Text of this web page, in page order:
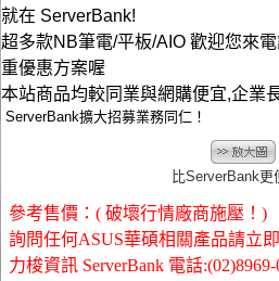
就在 ServerBank!
超多款NB筆電/平板/AIO 歡迎您來
重優惠方案喔
本站商品均較同業與網購便宜,企業
ServerBank擴大招募業務同仁！
比ServerBank更
參考售價：( 破壞行情廠商施壓！)
詢問任何ASUS華碩相關產品請立
力梭資訊 ServerBank 電話:(02)8969-